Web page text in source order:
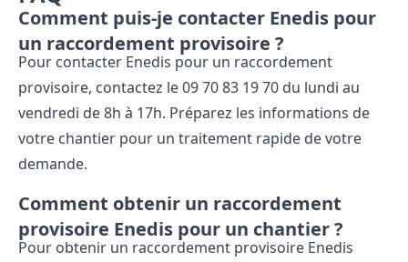
Comment puis-je contacter Enedis pour
un raccordement provisoire ?
Pour contacter Enedis pour un raccordement
provisoire, contactez le 09​ 70​ 83​ 19​ 70 du lundi au
vendredi de 8h à 17h. Préparez les informations de
votre chantier pour un traitement rapide de votre
demande.
Comment obtenir un raccordement
provisoire Enedis pour un chantier ?
Pour obtenir un raccordement provisoire Enedis